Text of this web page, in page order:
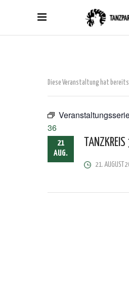
Diese Veranstaltung hat
36
21
AUG.
21. AUGUST